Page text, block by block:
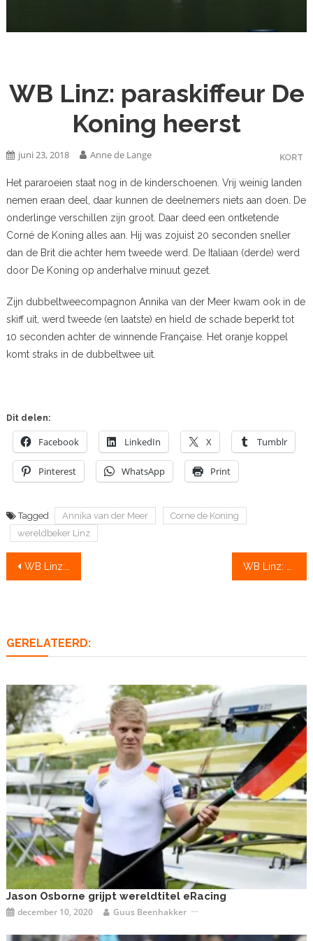
WB Linz: paraskiffeur De
Koning heerst
KORT
juni 23, 2018 Anne de Lange
Het pararoeien staat nog in de kinderschoenen. Vrij weinig landen
nemen eraan deel, daar kunnen de deelnemers niets aan doen. De
onderlinge verschillen zijn groot. Daar deed een ontketende
Corné de Koning alles aan. Hij was zojuist 20 seconden sneller
dan de Brit die achter hem tweede werd. De Italiaan (derde) werd
door De Koning op anderhalve minuut gezet.
Zijn dubbeltweecompagnon Annika van der Meer kwam ook in de
skiff uit, werd tweede (en laatste) en hield de schade beperkt tot
10 seconden achter de winnende Française. Het oranje koppel
komt straks in de dubbeltwee uit.
Dit delen:
Facebook LinkedIn X Tumblr
Pinterest WhatsApp Print
Tagged Annika van der Meer
Corne de Koning
wereldbeker Linz
Bericht
WB Linz: Holland Acht 2 naar A-finale met eenhonderdste seconde voordeel
GERELATEERD:
Jason Osborne grijpt wereldtitel eRacing
december 10, 2020 Guus Beenhakker